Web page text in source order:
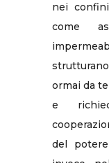
nei
come
ormai da
e
del